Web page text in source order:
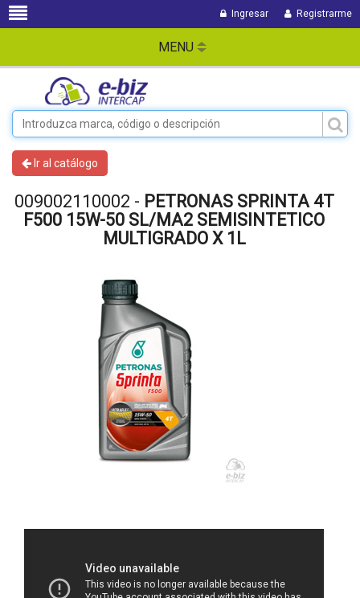
Ingresar Registrarme
MENU
Ir al catálogo
009002110002 - PETRONAS SPRINTA 4T
F500 15W-50 SL/MA2 SEMISINTETICO
MULTIGRADO X 1L